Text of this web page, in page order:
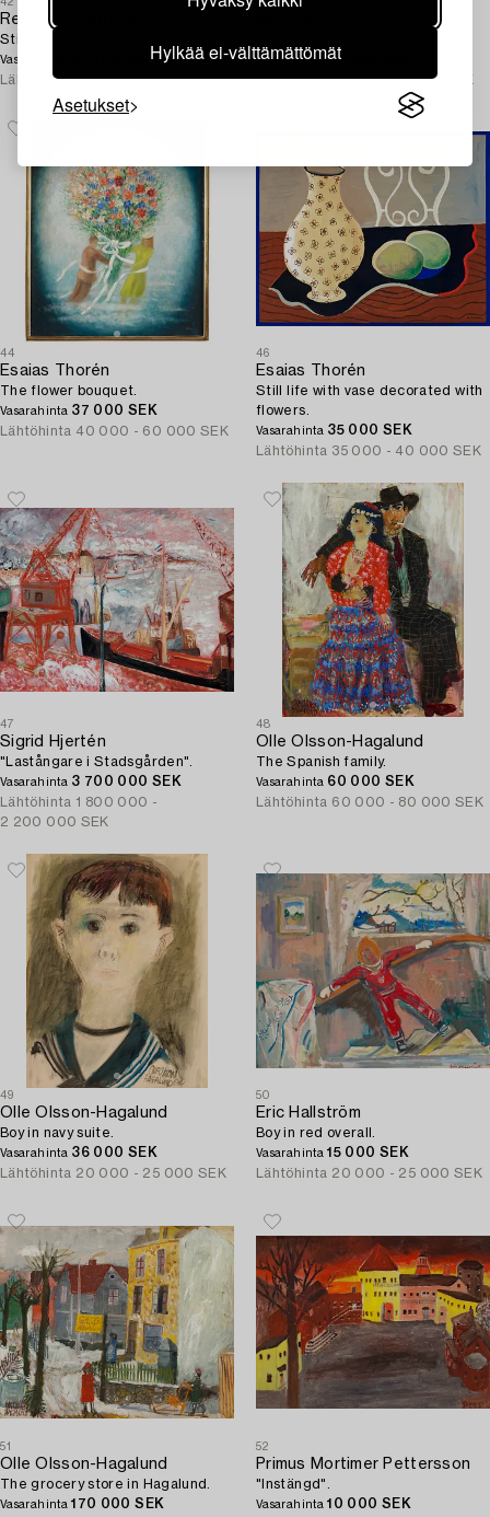
Hylkää ei-välttämättömät
Asetukset
42
Reinhold Ljunggren
Still life with shell.
Vasarahinta
21 000 SEK
Lähtöhinta 15 000 - 20 000 SEK
43
Vasarahinta27 000 SEK
Lähtöhinta 15 000 - 18 000 SEK
44
Esaias Thorén
The flower bouquet.
Vasarahinta 37 000 SEK
Lähtöhinta 40 000 - 60 000 SEK
46
Esaias Thorén
Still life with vase decorated with
flowers.
Vasarahinta 35 000 SEK
Lähtöhinta 35 000 - 40 000 SEK
47
Sigrid Hjertén
"Lastångare i Stadsgården".
Vasarahinta 3 700 000 SEK
Lähtöhinta 1 800 000 -
2 200 000 SEK
48
Olle Olsson-Hagalund
The Spanish family.
Vasarahinta 60 000 SEK
Lähtöhinta 60 000 - 80 000 SEK
49
Olle Olsson-Hagalund
Boy in navy suite.
Vasarahinta 36 000 SEK
Lähtöhinta 20 000 - 25 000 SEK
50
Eric Hallström
Boy in red overall.
Vasarahinta15 000 SEK
Lähtöhinta 20 000 - 25 000 SEK
51
Olle Olsson-Hagalund
The grocery store in Hagalund.
Vasarahinta170 000 SEK
52
Primus Mortimer Pettersson
"Instängd".
Vasarahinta10 000 SEK